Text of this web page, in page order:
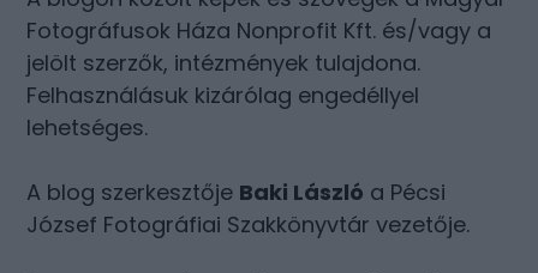
Fotográfusok Háza Nonprofit Kft. és/vagy a
jelölt szerzők, intézmények tulajdona.
Felhasználásuk kizárólag engedéllyel
lehetséges.
A blog szerkesztője Baki László a Pécsi
József Fotográfiai Szakkönyvtár vezetője.